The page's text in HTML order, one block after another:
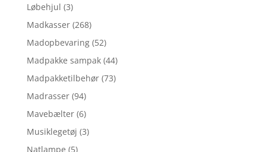
Løbehjul (3)
Madkasser (268)
Madopbevaring (52)
Madpakke sampak (44)
Madpakketilbehør (73)
Madrasser (94)
Mavebælter (6)
Musiklegetøj (3)
Natlampe (5)